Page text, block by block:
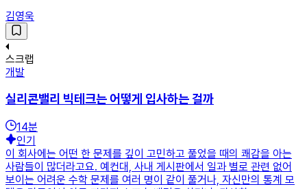
김영욱
스크랩
개발
실리콘밸리 빅테크는 어떻게 입사하는 걸까
14분
인기
이 회사에는 어떤 한 문제를 깊이 고민하고 풀었을 때의 쾌감을 아는
사람들이 많더라고요. 예컨대, 사내 게시판에서 일과 별로 관련 없어
보이는 어려운 수학 문제를 여러 명이 같이 풀거나, 자신만의 통계 모